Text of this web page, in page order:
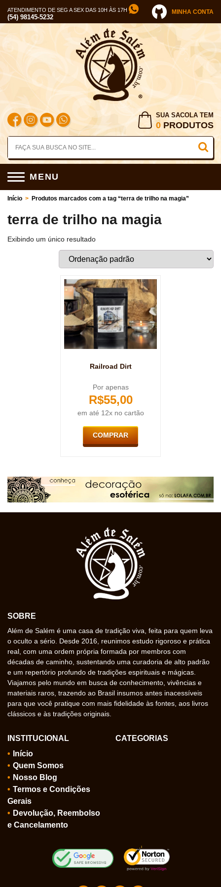
ATENDIMENTO DE SEG A SEX DAS 10H ÀS 17H
(54) 98145-5232
MINHA CONTA
SUA SACOLA TEM
0 PRODUTOS
MENU
Início > Produtos marcados com a tag “terra de trilho na magia”
terra de trilho na magia
Exibindo um único resultado
Railroad Dirt
Por apenas
R$55,00
em até 12x no cartão
COMPRAR
SOBRE
Além de Salém é uma casa de tradição viva, feita para quem leva
o oculto a sério. Desde 2016, reunimos estudo rigoroso e prática
real, com uma ordem própria formada por membros com
décadas de caminho, sustentando uma curadoria de alto padrão
e um repertório profundo de tradições espirituais e mágicas.
Viajamos pelo mundo em busca de conhecimento, vivências e
materiais raros, trazendo ao Brasil insumos antes inacessíveis
para que você pratique com mais fidelidade às fontes, aos livros
clássicos e às tradições originais.
INSTITUCIONAL
Início
Quem Somos
Nosso Blog
Termos e Condições
Gerais
Devolução, Reembolso
e Cancelamento
CATEGORIAS